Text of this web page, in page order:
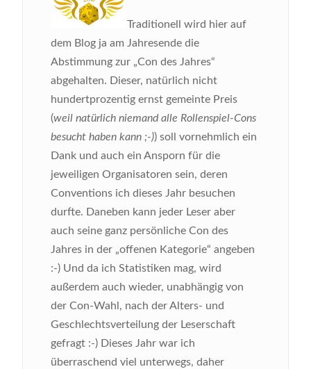
Traditionell wird hier auf
dem Blog ja am Jahresende die
Abstimmung zur „Con des Jahres“
abgehalten. Dieser, natürlich nicht
hundertprozentig ernst gemeinte Preis
(weil natürlich niemand alle Rollenspiel-Cons
besucht haben kann ;-)) soll vornehmlich ein
Dank und auch ein Ansporn für die
jeweiligen Organisatoren sein, deren
Conventions ich dieses Jahr besuchen
durfte. Daneben kann jeder Leser aber
auch seine ganz persönliche Con des
Jahres in der „offenen Kategorie“ angeben
:-) Und da ich Statistiken mag, wird
außerdem auch wieder, unabhängig von
der Con-Wahl, nach der Alters- und
Geschlechtsverteilung der Leserschaft
gefragt :-) Dieses Jahr war ich
überraschend viel unterwegs, daher